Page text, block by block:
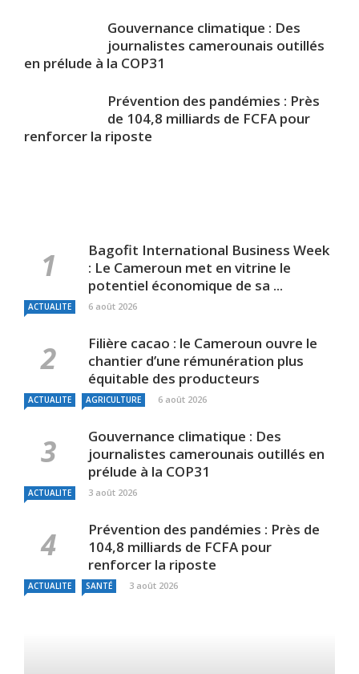
Gouvernance climatique : Des
journalistes camerounais outillés
en prélude à la COP31
Prévention des pandémies : Près
de 104,8 milliards de FCFA pour
renforcer la riposte
Bagofit International Business Week
: Le Cameroun met en vitrine le
potentiel économique de sa ...
ACTUALITE 6 août 2026
Filière cacao : le Cameroun ouvre le
chantier d’une rémunération plus
équitable des producteurs
ACTUALITE AGRICULTURE 6 août 2026
Gouvernance climatique : Des
journalistes camerounais outillés en
prélude à la COP31
ACTUALITE 3 août 2026
Prévention des pandémies : Près de
104,8 milliards de FCFA pour
renforcer la riposte
ACTUALITE SANTÉ 3 août 2026